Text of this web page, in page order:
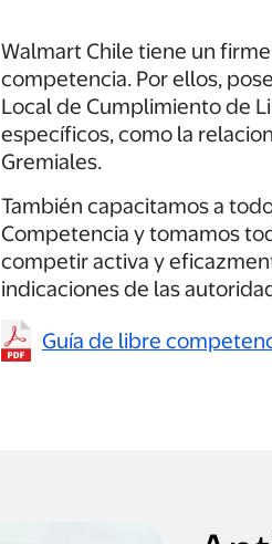
Walmart Chile tiene un
competencia. Por ellos,
Local de Cumplimiento de
específicos, como la
Gremiales.
También capacitamos a
Competencia y tomamos
competir activa y
indicaciones de las
Guía de libre